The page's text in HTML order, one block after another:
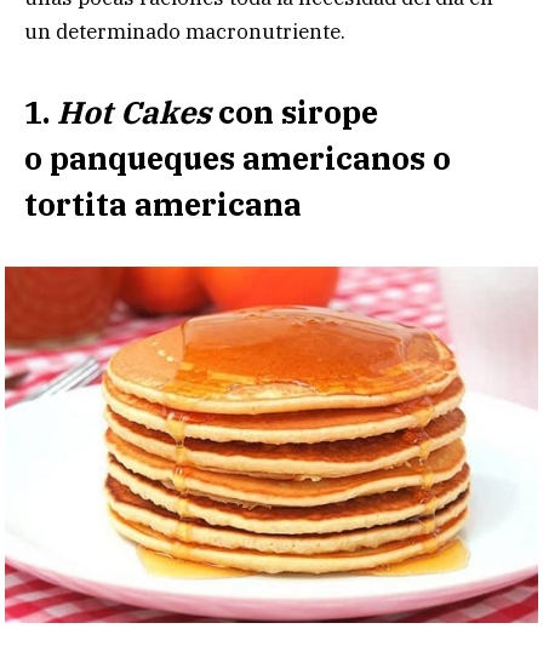
un determinado macronutriente.
1. Hot Cakescon sirope
o panqueques americanos o
tortita americana